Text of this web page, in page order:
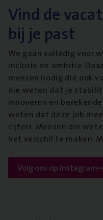
Vind de
bij je past
We gaan volledig voor
inclusie en ambitie.
mensen nodig die ook
die weten dat je
innoveren en
weten dat deze job
cijfers. Mensen die
het verschil te maken.
Volg ons op instagram